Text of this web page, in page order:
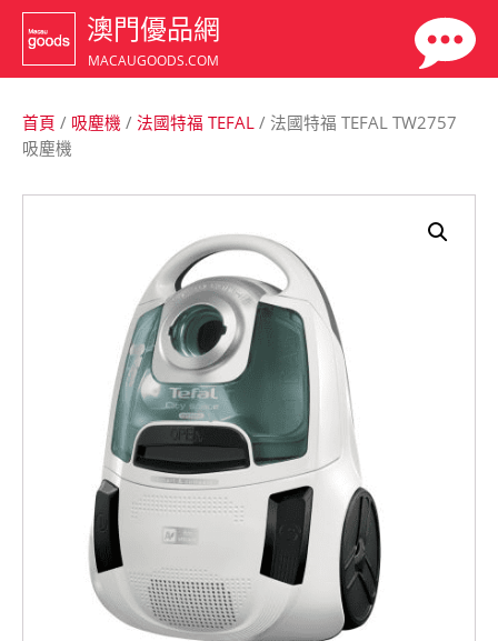
澳門優品網
MACAUGOODS.COM
首頁 / 吸塵機 / 法國特福 TEFAL / 法國特福 TEFAL TW2757
吸塵機